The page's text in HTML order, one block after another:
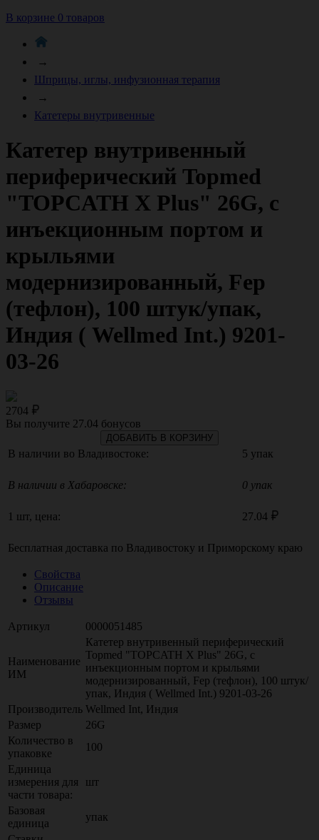
В корзине 0 товаров
→
Шприцы, иглы, инфузионная терапия
→
Катетеры внутривенные
Катетер внутривенный
периферический Topmed
"TOPCATH X Plus" 26G, с
инъекционным портом и
крыльями
модернизированный, Fep
(тефлон), 100 штук/упак,
Индия ( Wellmed Int.) 9201-
03-26
2704
Вы получите 27.04 бонусов
ДОБАВИТЬ В КОРЗИНУ
В наличии во Владивостоке: 5 упак
В наличии в Хабаровске: 0 упак
1 шт, цена: 27.04
Бесплатная доставка по Владивостоку и Приморскому краю
Свойства
Описание
Отзывы
Артикул 0000051485
Наименование
ИМ
Катетер внутривенный периферический
Topmed "TOPCATH X Plus" 26G, с
инъекционным портом и крыльями
модернизированный, Fep (тефлон), 100 штук/
упак, Индия ( Wellmed Int.) 9201-03-26
Производитель Wellmed Int, Индия
Размер
26G
Количество в
упаковке
100
Единица
измерения для
части товара:
шт
Базовая
единица
упак